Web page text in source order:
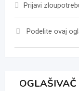
Prijavi
Podelite ovaj
OGLAŠIVAČ